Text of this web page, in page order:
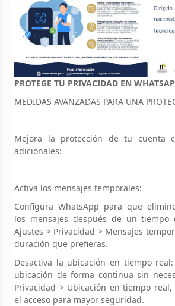
PROTEGE TU PRIVACIDAD EN
MEDIDAS AVANZADAS PARA UNA
Mejora la protección de tu cuenta
adicionales:
Activa los mensajes temporales:
Configura WhatsApp para que
los mensajes después de un tiempo
Ajustes > Privacidad > Mensajes
duración que prefieras.
Desactiva la ubicación en tiempo
ubicación de forma continua sin
Privacidad > Ubicación en tiempo real,
el acceso para mayor seguridad.